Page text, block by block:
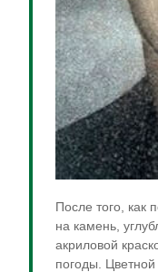
После того, как
на камень,
акриловой
погоды. Цветной